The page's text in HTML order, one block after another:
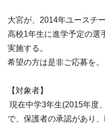
大宮が、2014年ユースチ
高校1年生に進学予定の選
実施する。
希望の方は是非ご応募を。
【対象者】
現在中学3年生(2015年度
で、保護者の承認があり